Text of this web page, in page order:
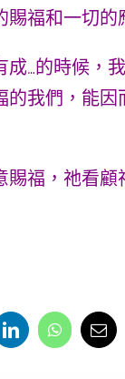
福和一切的
…的時候，
我們，能
福，祂看